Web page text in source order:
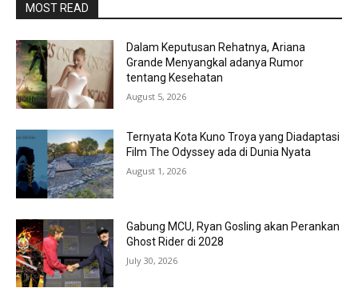
MOST READ
Dalam Keputusan Rehatnya, Ariana
Grande Menyangkal adanya Rumor
tentang Kesehatan
August 5, 2026
Ternyata Kota Kuno Troya yang Diadaptasi
Film The Odyssey ada di Dunia Nyata
August 1, 2026
Gabung MCU, Ryan Gosling akan Perankan
Ghost Rider di 2028
July 30, 2026